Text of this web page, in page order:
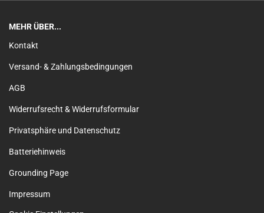
MEHR ÜBER...
Kontakt
Versand- & Zahlungsbedingungen
AGB
Widerrufsrecht & Widerrufsformular
Privatsphäre und Datenschutz
Batteriehinweis
Grounding Page
Impressum